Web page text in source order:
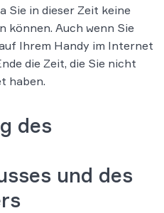
Sie in dieser Zeit keine
können. Auch wenn Sie
Ihrem Handy im Internet
die Zeit, die Sie nicht
haben.
des
und des